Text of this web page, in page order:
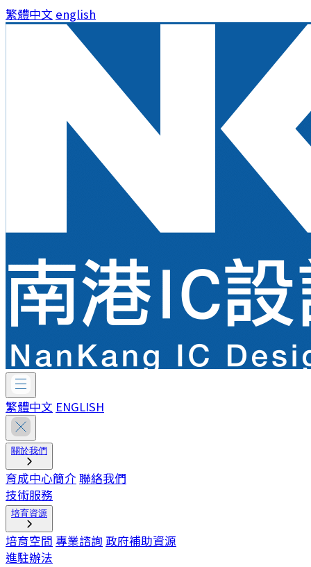
繁體中文 english
繁體中文 ENGLISH
關於我們
育成中心簡介 聯絡我們
技術服務
培育資源
培育空間 專業諮詢 政府補助資源
進駐辦法